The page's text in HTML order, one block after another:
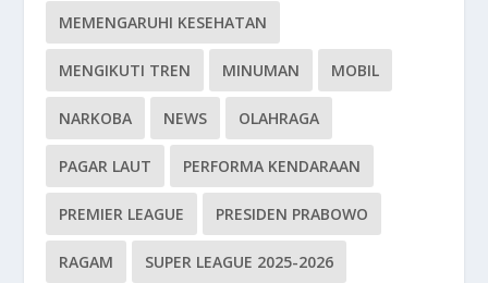
MEMENGARUHI KESEHATAN
MENGIKUTI TREN MINUMAN MOBIL
NARKOBA NEWS OLAHRAGA
PAGAR LAUT PERFORMA KENDARAAN
PREMIER LEAGUE PRESIDEN PRABOWO
RAGAM SUPER LEAGUE 2025-2026